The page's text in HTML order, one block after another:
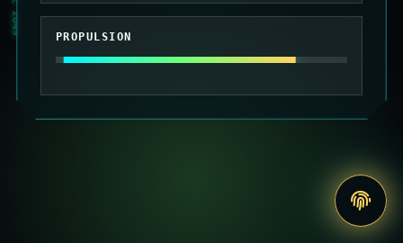
PROPULSION
Acceder
au
site